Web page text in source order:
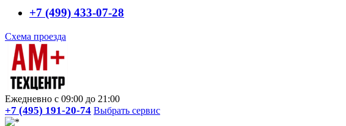
+7 (499) 433-07-28
Схема проезда
Ежедневно с 09:00 до 21:00
+7 (495) 191-20-74 Выбрать сервис